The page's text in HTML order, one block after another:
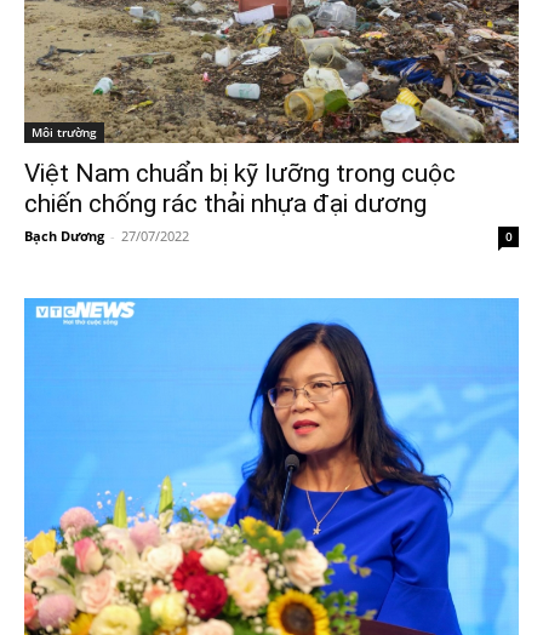
Môi trường
Việt Nam chuẩn bị kỹ lưỡng trong cuộc
chiến chống rác thải nhựa đại dương
Bạch Dương - 27/07/2022 0